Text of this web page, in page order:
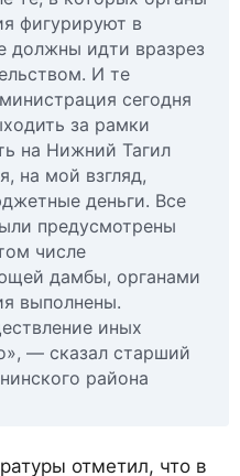
фигурируют в
должны идти вразрез
И те
сегодня
за рамки
на Нижний Тагил
на мой взгляд,
деньги. Все
предусмотрены
числе
дамбы, органами
выполнены.
иных
— сказал старший
района
отметил, что в